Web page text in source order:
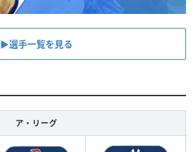
▶︎選手一覧を見る
ア・リーグ